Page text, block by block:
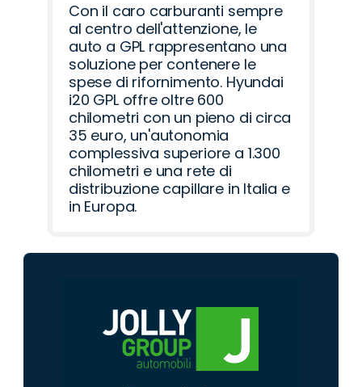
Con il caro carburanti sempre
al centro dell'attenzione, le
auto a GPL rappresentano una
soluzione per contenere le
spese di rifornimento. Hyundai
i20 GPL offre oltre 600
chilometri con un pieno di circa
35 euro, un'autonomia
complessiva superiore a 1.300
chilometri e una rete di
distribuzione capillare in Italia e
in Europa.